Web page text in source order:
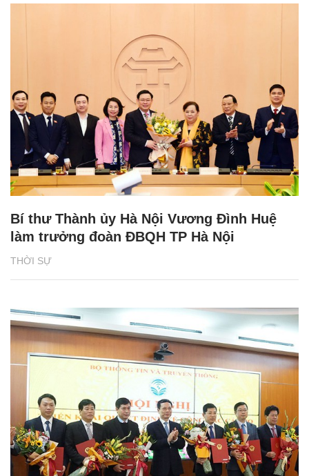
THỜI SỰ
Bí thư Thành ủy Hà Nội Vương Đình Huệ
làm trưởng đoàn ĐBQH TP Hà Nội